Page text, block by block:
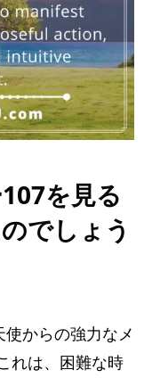
を見る
でしょう
からの強力なメ
れは、困難な時